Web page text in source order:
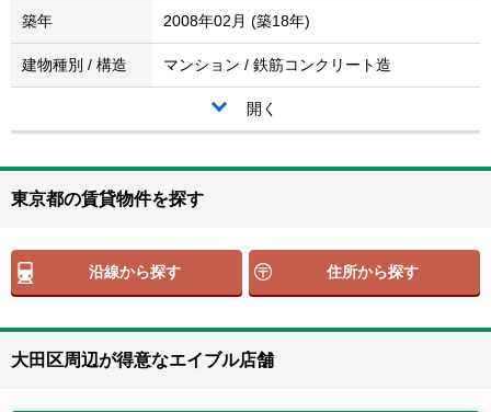
築年 2008年02月 (築18年)
建物種別 / 構造 マンション / 鉄筋コンクリート造
開く
東京都の賃貸物件を探す
沿線から探す 住所から探す
大田区周辺が得意なエイブル店舗